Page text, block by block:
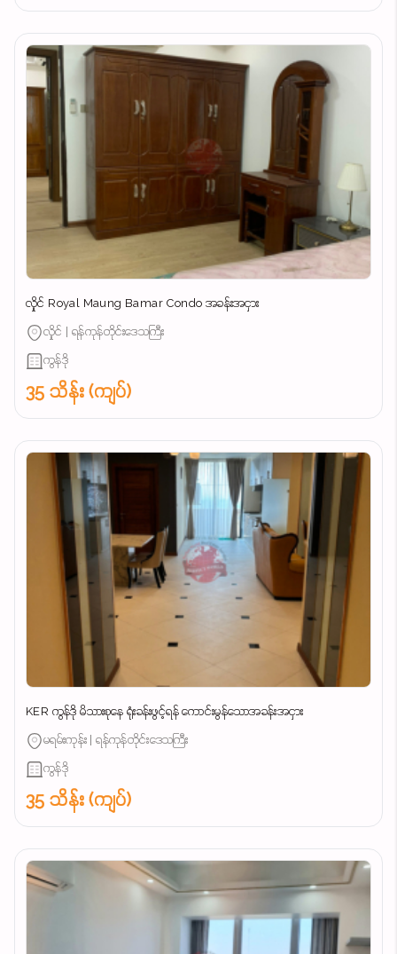
လှိုင် Royal Maung Bamar Condo အခန်းအငှား
လှိုင် | ရန်ကုန်တိုင်းဒေသကြီး
ကွန်ဒို
35 သိန်း (ကျပ်)
KER ကွန်ဒို မိသားစုနေ ရုံးခန်းဖွင့်ရန် ကောင်းမွန်သောအခန်းအငှား
မရမ်းကုန်း | ရန်ကုန်တိုင်းဒေသကြီး
ကွန်ဒို
35 သိန်း (ကျပ်)